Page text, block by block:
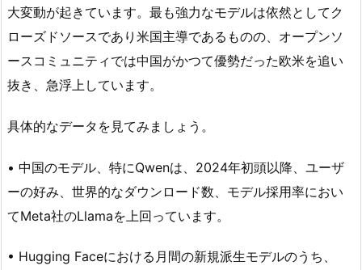
大変動が起きています。最も強力なモデルは依然としてク
ローズドソースであり米国主導であるものの、オープンソ
ースコミュニティでは中国がかつて優勢だった欧米を追い
抜き、急浮上しています。
具体的なデータを見てみましょう。
• 中国のモデル、特にQwenは、2024年初頭以降、ユーザ
ーの好み、世界的なダウンロード数、モデル採用率におい
てMeta社のLlamaを上回っています。
• Hugging Faceにおける月間の新規派生モデルのうち、